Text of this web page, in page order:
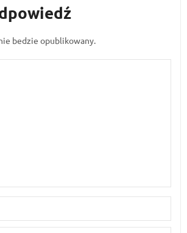
bedzie opublikowany.